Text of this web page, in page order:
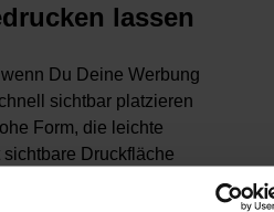
lassen
Du Deine Werbung
sichtbar platzieren
Form, die leichte
Druckfläche
am Point of Sale oder im